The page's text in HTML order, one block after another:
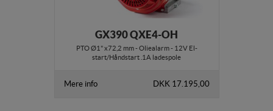
GX390 QXE4-OH
PTO Ø1" x72,2 mm - Oliealarm - 12V El-
start/Håndstart .1A ladespole
Mere info DKK 17.195,00